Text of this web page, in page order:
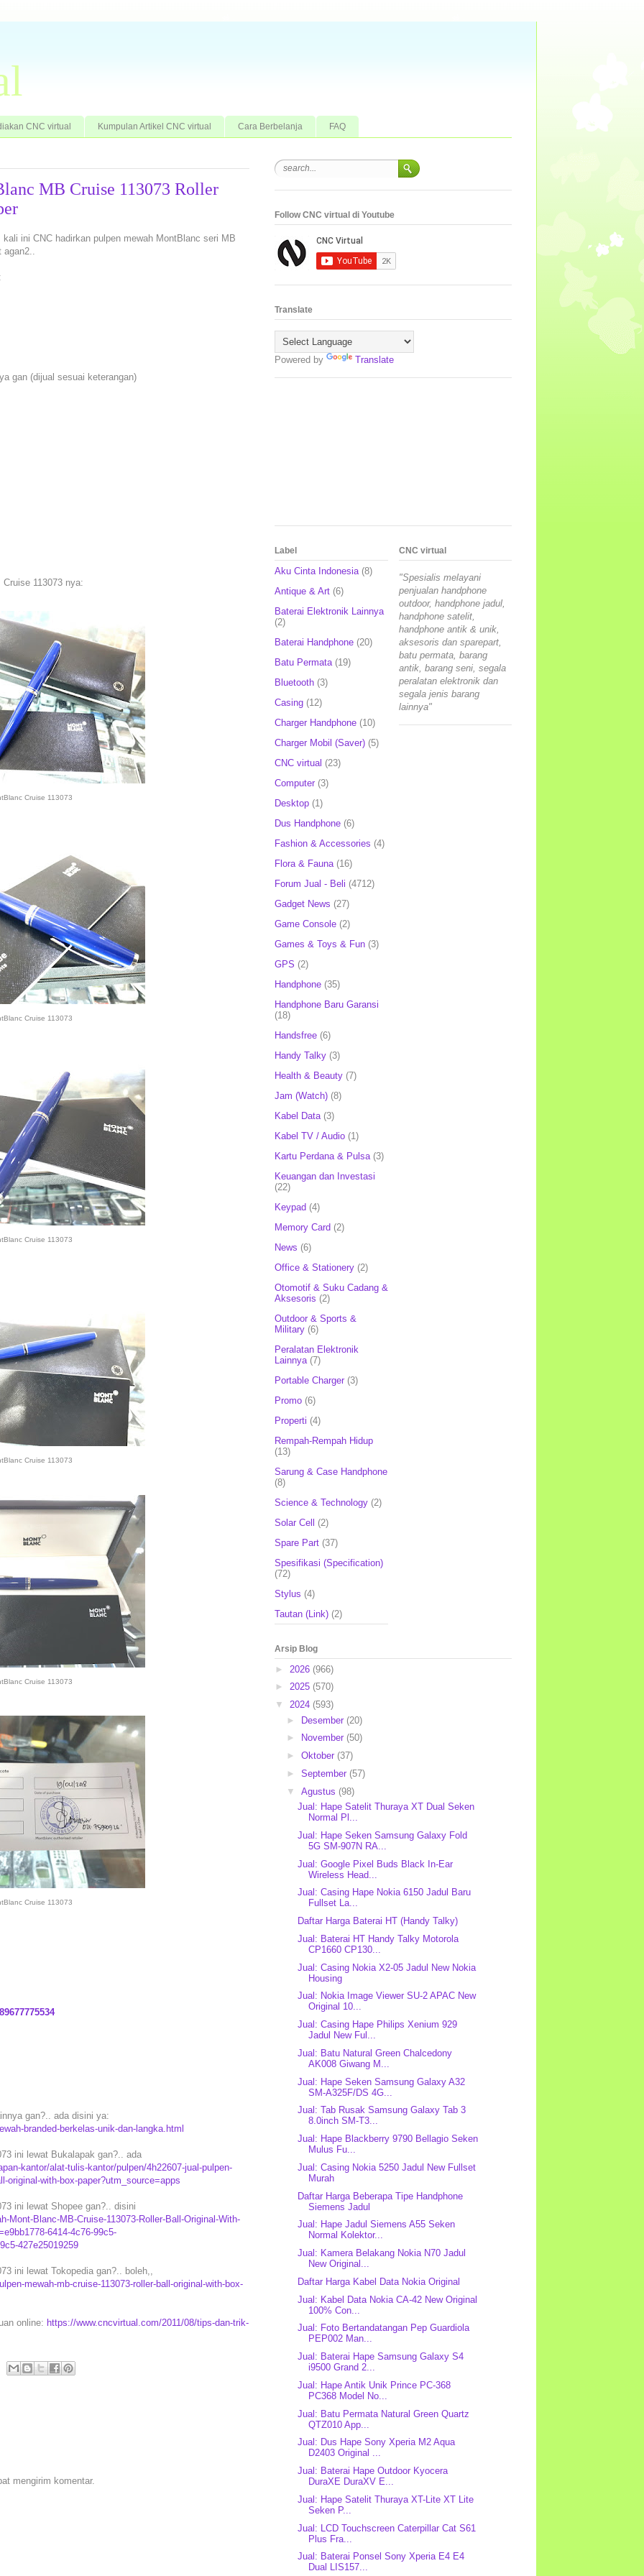
CNC virtual Kumpulan Artikel CNC virtual Cara Berbelanja FAQ
MB Cruise 113073 Roller
ini CNC hadirkan pulpen mewah MontBlanc seri MB
agan2..
gan (dijual sesuai keterangan)
113073 nya:
Cruise 113073
Cruise 113073
Cruise 113073
Cruise 113073
Cruise 113073
Cruise 113073
gan?.. ada disini ya:
branded-berkelas-unik-dan-langka.html
ini lewat Bukalapak gan?.. ada
kantor/alat-tulis-kantor/pulpen/4h22607-jual-pulpen-
original-with-box-paper?utm_source=apps
ini lewat Shopee gan?.. disini
Mont-Blanc-MB-Cruise-113073-Roller-Ball-Original-With-
6414-4c76-99c5-
427e25019259
ini lewat Tokopedia gan?.. boleh,,
mewah-mb-cruise-113073-roller-ball-original-with-box-
online: https://www.cncvirtual.com/2011/08/tips-dan-trik-
mengirim komentar.
Follow CNC virtual di Youtube
Translate
Powered by Translate
Label
Aku Cinta Indonesia (8)
Antique & Art (6)
Baterai Elektronik Lainnya
(2)
Baterai Handphone (20)
Batu Permata (19)
Bluetooth (3)
Casing (12)
Charger Handphone (10)
Charger Mobil (Saver) (5)
CNC virtual (23)
Computer (3)
Desktop (1)
Dus Handphone (6)
Fashion & Accessories (4)
Flora & Fauna (16)
Forum Jual - Beli (4712)
Gadget News (27)
Game Console (2)
Games & Toys & Fun (3)
GPS (2)
Handphone (35)
Handphone Baru Garansi
(18)
Handsfree (6)
Handy Talky (3)
Health & Beauty (7)
Jam (Watch) (8)
Kabel Data (3)
Kabel TV / Audio (1)
Kartu Perdana & Pulsa (3)
Keuangan dan Investasi
(22)
Keypad (4)
Memory Card (2)
News (6)
Office & Stationery (2)
Otomotif & Suku Cadang &
Aksesoris (2)
Outdoor & Sports &
Military (6)
Peralatan Elektronik
Lainnya (7)
Portable Charger (3)
Promo (6)
Properti (4)
Rempah-Rempah Hidup
(13)
Sarung & Case Handphone
(8)
Science & Technology (2)
Solar Cell (2)
Spare Part (37)
Spesifikasi (Specification)
(72)
Stylus (4)
Tautan (Link) (2)
CNC virtual
"Spesialis melayani
penjualan handphone
outdoor, handphone jadul,
handphone satelit,
handphone antik & unik,
aksesoris dan sparepart,
batu permata, barang
antik, barang seni, segala
peralatan elektronik dan
segala jenis barang
lainnya"
Arsip Blog
► 2026 (966)
► 2025 (570)
▼ 2024 (593)
► Desember (20)
►
November (50)
► Oktober (37)
► September (57)
▼ Agustus (98)
Jual: Hape Satelit Thuraya XT Dual Seken
Normal Pl...
Jual: Hape Seken Samsung Galaxy Fold
5G SM-907N RA...
Jual: Google Pixel Buds Black In-Ear
Wireless Head...
Jual: Casing Hape Nokia 6150 Jadul Baru
Fullset La...
Daftar Harga Baterai HT (Handy Talky)
Jual: Baterai HT Handy Talky Motorola
CP1660 CP130...
Jual: Casing Nokia X2-05 Jadul New Nokia
Housing
Jual: Nokia Image Viewer SU-2 APAC New
Original 10...
Jual: Casing Hape Philips Xenium 929
Jadul New Ful...
Jual: Batu Natural Green Chalcedony
AK008 Giwang M...
Jual: Hape Seken Samsung Galaxy A32
SM-A325F/DS 4G...
Jual: Tab Rusak Samsung Galaxy Tab 3
8.0inch SM-T3...
Jual: Hape Blackberry 9790 Bellagio Seken
Mulus Fu...
Jual: Casing Nokia 5250 Jadul New Fullset
Murah
Daftar Harga Beberapa Tipe Handphone
Siemens Jadul
Jual: Hape Jadul Siemens A55 Seken
Normal Kolektor...
Jual: Kamera Belakang Nokia N70 Jadul
New Original...
Daftar Harga Kabel Data Nokia Original
Jual: Kabel Data Nokia CA-42 New Original
100% Con...
Jual: Foto Bertandatangan Pep Guardiola
PEP002 Man...
Jual: Baterai Hape Samsung Galaxy S4
i9500 Grand 2...
Jual: Hape Antik Unik Prince PC-368
PC368 Model No...
Jual: Batu Permata Natural Green Quartz
QTZ010 App...
Jual: Dus Hape Sony Xperia M2 Aqua
D2403 Original ...
Jual: Baterai Hape Outdoor Kyocera
DuraXE DuraXV E...
Jual: Hape Satelit Thuraya XT-Lite XT Lite
Seken P...
Jual: LCD Touchscreen Caterpillar Cat S61
Plus Fra...
Jual: Baterai Ponsel Sony Xperia E4 E4
Dual LIS157...